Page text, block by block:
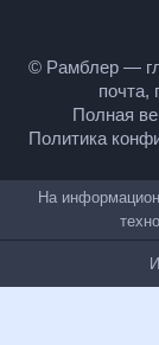
©
гороскопы,
Полная
Политика
На